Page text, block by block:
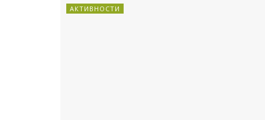
АКТИВНОСТИ